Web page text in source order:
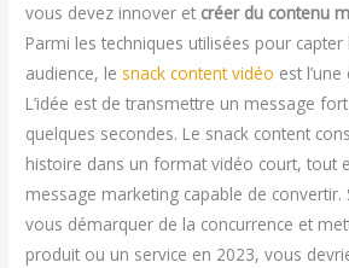
vous devez innover et créer du contenu
Parmi les techniques utilisées pour capter
audience, le snack content vidéo est
L’idée est de transmettre un message
quelques secondes. Le snack content
histoire dans un format vidéo court, tout
message marketing capable de convertir.
vous démarquer de la concurrence et
produit ou un service en 2023, vous